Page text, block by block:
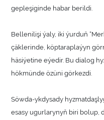
gepleşiginde habar berildi.
Bellenilişi ýaly, iki ýurduň
çäklerinde, köptaraplaýyn
häsiýetine eýedir. Bu dialog
hökmünde özüni görkezdi.
Söwda-ykdysady
esasy ugurlarynyň biri bolup,